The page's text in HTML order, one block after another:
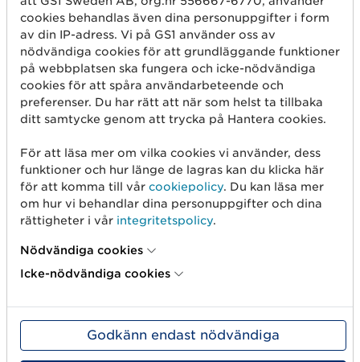
Vilken typ av kvalitetssäkring ska jag välja?
Skapa streckkod
cookies behandlas även dina personuppgifter i form
av din IP-adress. Vi på GS1 använder oss av
nödvändiga cookies för att grundläggande funktioner
på webbplatsen ska fungera och icke-nödvändiga
cookies för att spåra användarbeteende och
preferenser. Du har rätt att när som helst ta tillbaka
ditt samtycke genom att trycka på Hantera cookies.
För att läsa mer om vilka cookies vi använder, dess
funktioner och hur länge de lagras kan du klicka här
för att komma till vår cookiepolicy. Du kan läsa mer
om hur vi behandlar dina personuppgifter och dina
rättigheter i vår integritetspolicy.
Nödvändiga cookies
Icke-nödvändiga cookies
Godkänn endast nödvändiga